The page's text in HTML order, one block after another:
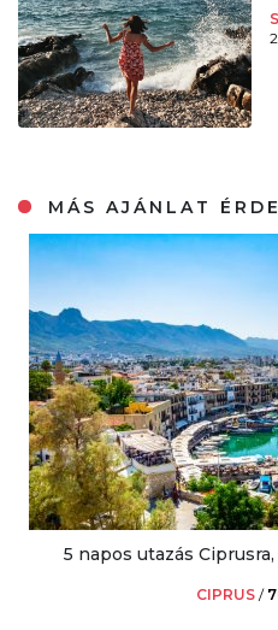
MÁS AJÁNLAT
5 napos utazás
CIPRUS /